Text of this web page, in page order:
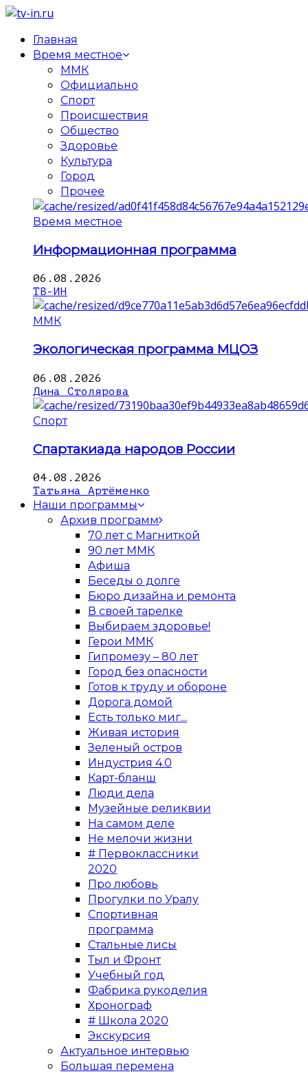
Главная
Время местное
ММК
Официально
Спорт
Происшествия
Общество
Здоровье
Культура
Город
Прочее
Время местное
Информационная программа
06.08.2026
ТВ-ИН
ММК
Экологическая программа МЦОЗ
06.08.2026
Дина Столярова
Спорт
Спартакиада народов России
04.08.2026
Татьяна Артёменко
Наши программы
Архив программ
70 лет с Магниткой
90 лет ММК
Афиша
Беседы о долге
Бюро дизайна и ремонта
В своей тарелке
Выбираем здоровье!
Герои ММК
Гипромезу – 80 лет
Город без опасности
Готов к труду и обороне
Дорога домой
Есть только миг...
Живая история
Зеленый остров
Индустрия 4.0
Карт-бланш
Люди дела
Музейные реликвии
На самом деле
Не мелочи жизни
# Первоклассники
2020
Про любовь
Прогулки по Уралу
Спортивная
программа
Стальные лисы
Тыл и Фронт
Учебный год
Фабрика рукоделия
Хронограф
# Школа 2020
Экскурсия
Актуальное интервью
Большая перемена